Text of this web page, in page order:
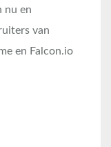
nu en
van
en Falcon.io